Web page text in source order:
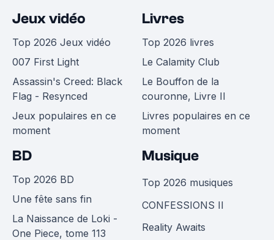
Jeux vidéo
Top 2026 Jeux vidéo
007 First Light
Assassin's Creed: Black
Flag - Resynced
Jeux populaires en ce
moment
Livres
Top 2026 livres
Le Calamity Club
Le Bouffon de la
couronne, Livre II
Livres populaires en ce
moment
BD
Top 2026 BD
Une fête sans fin
La Naissance de Loki -
One Piece, tome 113
Musique
Top 2026 musiques
CONFESSIONS II
Reality Awaits